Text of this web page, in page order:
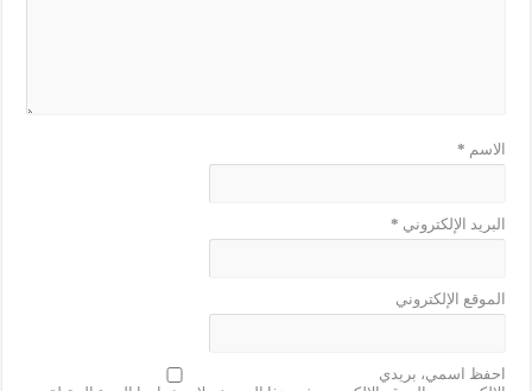
الاسم *
البريد الإلكتروني *
الموقع الإلكتروني
احفظ اسمي، بريدي